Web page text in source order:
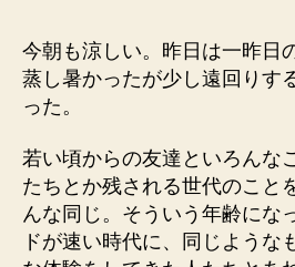
今朝も涼しい。昨日は一昨日
蒸し暑かったが少し遠回りす
った。
若い頃からの友達といろんな
たちとか残される世代のこと
んな同じ。そういう年齢にな
ドが速い時代に、同じような